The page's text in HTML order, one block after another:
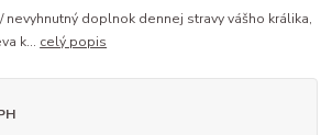
doplnok dennej stravy vášho králika,
k... celý popis